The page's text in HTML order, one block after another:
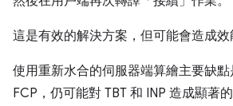
這是有效的解決方案，但可能會造成效
使用重新水合的伺服器端算繪主要缺
FCP，仍可能對 TBT 和 INP 造成顯著